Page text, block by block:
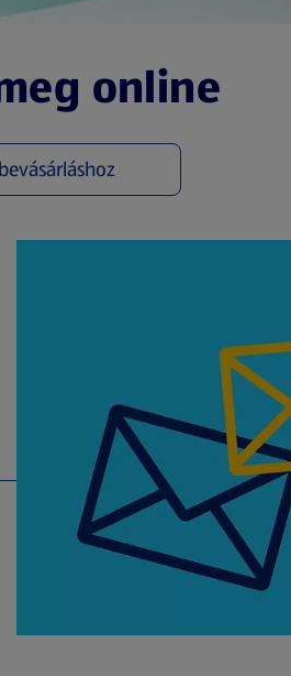
online
(új oldalon nyílik meg)